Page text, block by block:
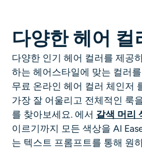
다양한 헤어 컬
다양한 인기 헤어 컬러를 제공
하는 헤어스타일에 맞는 컬러
무료 온라인 헤어 컬러 체인저
가장 잘 어울리고 전체적인 룩
를 찾아보세요. 에서 갈색 머리
이르기까지 모든 색상을 AI
는 텍스트 프롬프트를 통해 원